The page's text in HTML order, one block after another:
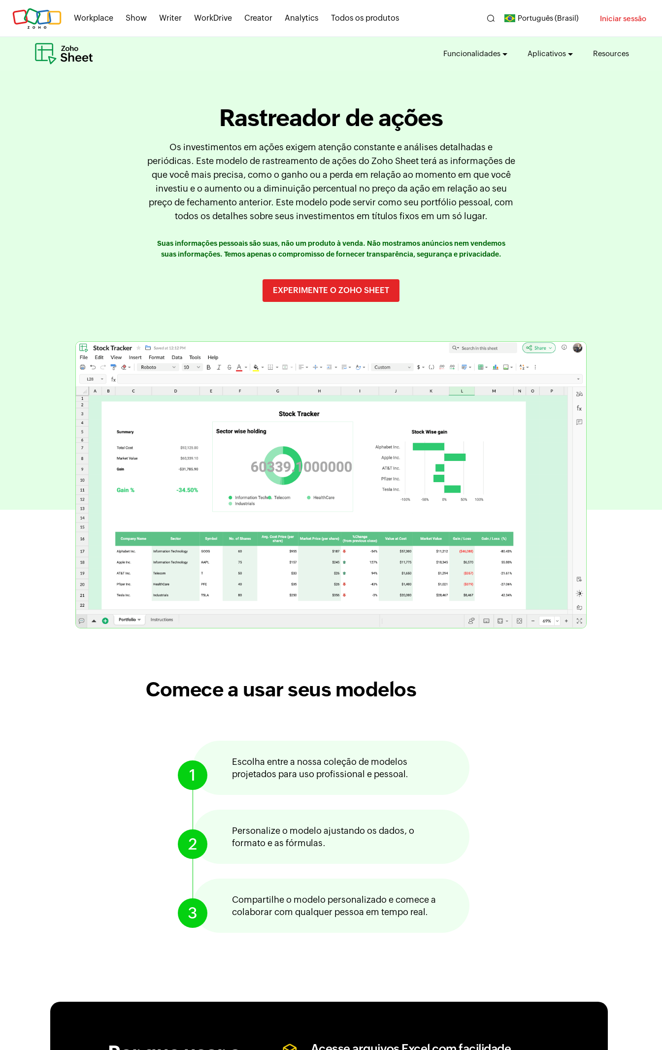
Workplace Show Writer WorkDrive Creator Analytics Todos os produtos Português (Brasil) Iniciar sessão
Funcionalidades Aplicativos Resources
Rastreador de ações
Os investimentos em ações exigem atenção constante e análises detalhadas e
periódicas. Este modelo de rastreamento de ações do Zoho Sheet terá as informações de
que você mais precisa, como o ganho ou a perda em relação ao momento em que você
investiu e o aumento ou a diminuição percentual no preço da ação em relação ao seu
preço de fechamento anterior. Este modelo pode servir como seu portfólio pessoal, com
todos os detalhes sobre seus investimentos em títulos fixos em um só lugar.
Suas informações pessoais são suas, não um produto à venda. Não mostramos anúncios nem vendemos
suas informações. Temos apenas o compromisso de fornecer transparência, segurança e privacidade.
EXPERIMENTE O ZOHO SHEET
Comece a usar seus modelos
1
Escolha entre a nossa coleção de modelos
projetados para uso profissional e pessoal.
2
Personalize o modelo ajustando os dados, o
formato e as fórmulas.
3
Compartilhe o modelo personalizado e comece a
colaborar com qualquer pessoa em tempo real.